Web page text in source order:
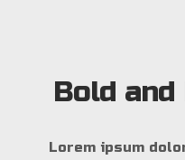
Bold
Lorem ipsum